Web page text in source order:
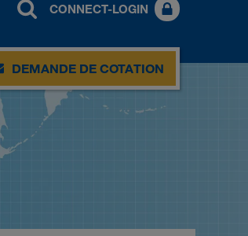
CONNECT-LOGIN
DEMANDE DE COTATION